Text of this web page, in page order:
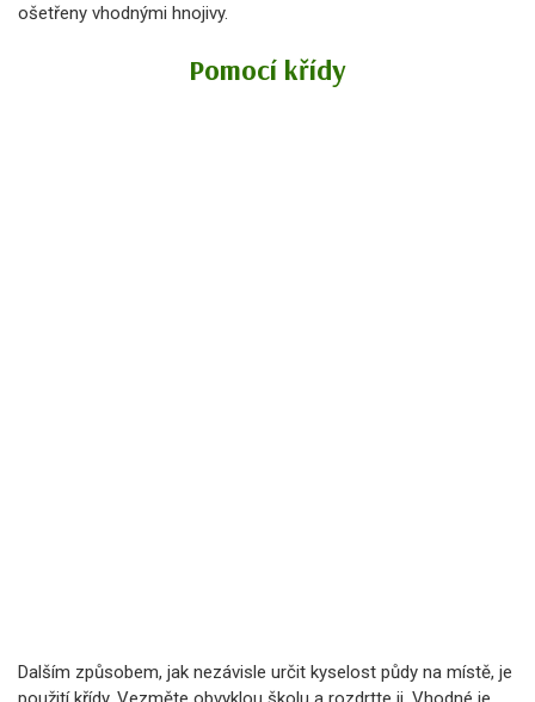
ošetřeny vhodnými hnojivy.
Pomocí křídy
Dalším způsobem, jak nezávisle určit kyselost půdy na místě, je